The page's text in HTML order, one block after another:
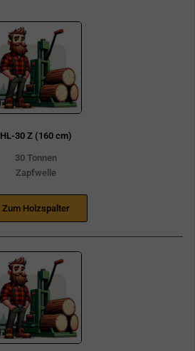
HL-30 Z (160 cm)
30 Tonnen
Zapfwelle
Zum Holzspalter